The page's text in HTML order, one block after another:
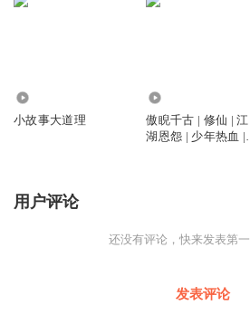
小故事大道理
傲睨千古 | 修仙 | 江
湖恩怨 | 少年热血 |
用户评论
还没有评论，快来发表第一
发表评论